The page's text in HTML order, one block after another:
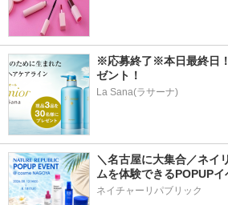
※応募終了※本日最終日
ゼント！
La Sana(ラサーナ)
＼名古屋に大集合／ネイ
ムを体験できるPOPUP
ネイチャーリパブリック